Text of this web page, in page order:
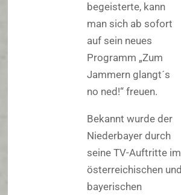
begeisterte, kann
man sich ab sofort
auf sein neues
Programm „Zum
Jammern glangt´s
no ned!“ freuen.
Bekannt wurde der
Niederbayer durch
seine TV-Auftritte im
österreichischen und
bayerischen